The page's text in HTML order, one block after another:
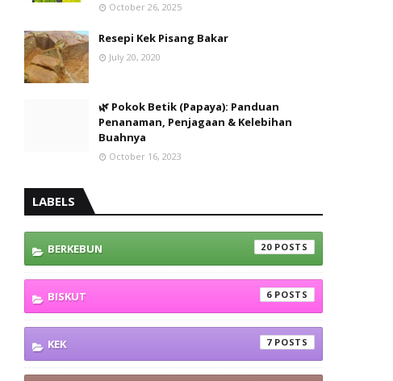
October 26, 2025
Resepi Kek Pisang Bakar
July 20, 2020
🌿 Pokok Betik (Papaya): Panduan
Penanaman, Penjagaan & Kelebihan
Buahnya
October 16, 2023
LABELS
BERKEBUN 20
BISKUT 6
KEK 7